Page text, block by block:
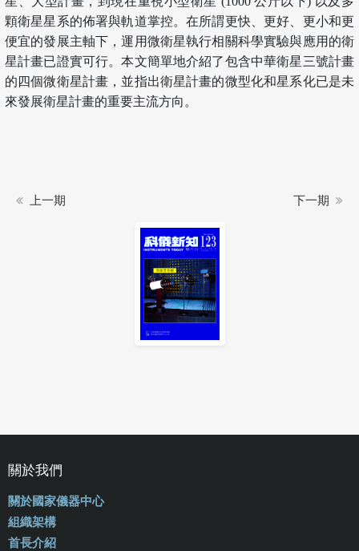
顆衛星星系的佈署與軌道掌控。在所謂更快、更好、更小和更
便宜的發展主軸下，運用微衛星執行相關科學實驗與應用的衛
星計畫已證實可行。本文簡單地介紹了包含中華衛星三號計畫
的四個微衛星計畫，並指出衛星計畫的微型化和星系化已是未
來發展衛星計畫的重要主流方向。
上一期 下一期
關於我們
關於國家儀器中心
組織架構
首長介紹